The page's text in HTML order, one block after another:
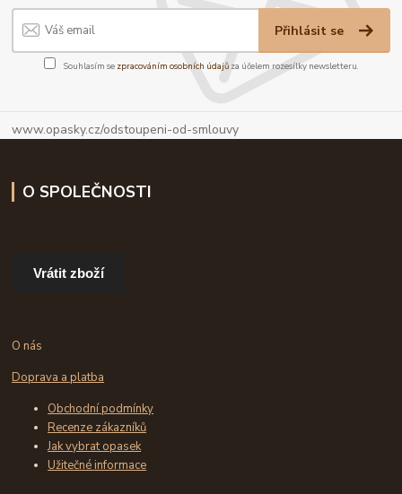
Přihlásit se
Souhlasím se zpracováním osobních údajůza účelem rozesílky newsletteru.
www.opasky.cz/odstoupeni-od-smlouvy
O SPOLEČNOSTI
Vrátit zboží
O nás
Doprava a platba
Obchodní podmínky
Recenze zákazníků
Jak vybrat opasek
Užitečné informace